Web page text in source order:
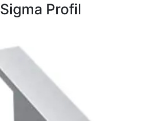
Sigma Profil